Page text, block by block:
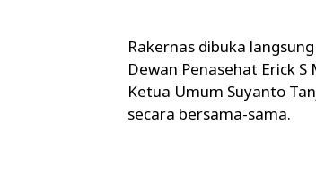
Rakernas dibuka
Dewan Penasehat Erick
Ketua Umum Suyanto
secara bersama-sama.